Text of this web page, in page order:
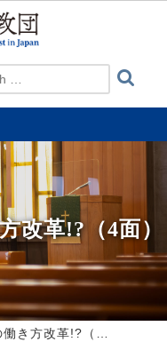
改革!?（4面）
【5045号】牧師の働き方改革!?（4面）